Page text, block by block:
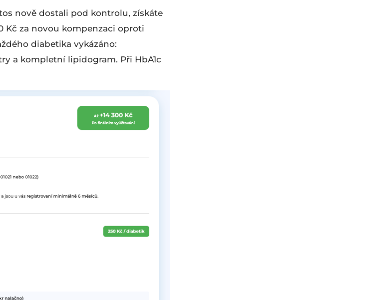
nově dostali pod kontrolu, získáte
Kč za novou kompenzaci oproti
diabetika vykázáno:
a kompletní lipidogram. Při HbA1c